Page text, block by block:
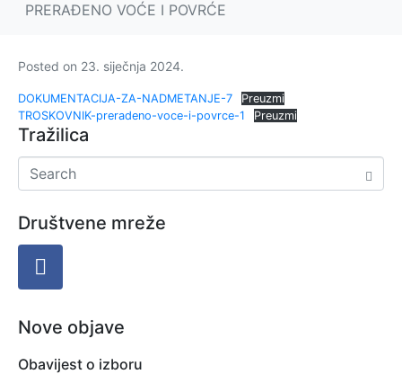
PRERAĐENO VOĆE I POVRĆE
Posted on 23. siječnja 2024.
DOKUMENTACIJA-ZA-NADMETANJE-7
Preuzmi
TROSKOVNIK-preradeno-voce-i-povrce-1
Preuzmi
Tražilica
Društvene mreže
Nove objave
Obavijest o izboru